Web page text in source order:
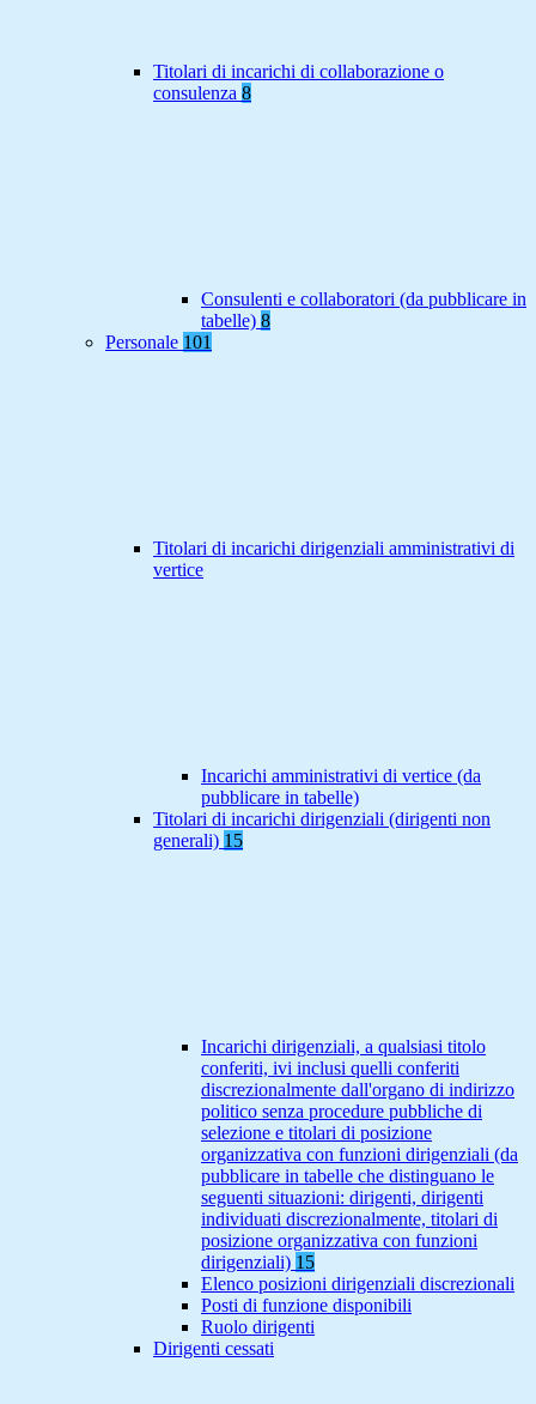
Titolari di incarichi di collaborazione o
consulenza 8
Consulenti e collaboratori (da pubblicare in
tabelle) 8
Personale 101
Titolari di incarichi dirigenziali amministrativi di
vertice
Incarichi amministrativi di vertice (da
pubblicare in tabelle)
Titolari di incarichi dirigenziali (dirigenti non
generali) 15
Incarichi dirigenziali, a qualsiasi titolo
conferiti, ivi inclusi quelli conferiti
discrezionalmente dall'organo di indirizzo
politico senza procedure pubbliche di
selezione e titolari di posizione
organizzativa con funzioni dirigenziali (da
pubblicare in tabelle che distinguano le
seguenti situazioni: dirigenti, dirigenti
individuati discrezionalmente, titolari di
posizione organizzativa con funzioni
dirigenziali) 15
Elenco posizioni dirigenziali discrezionali
Posti di funzione disponibili
Ruolo dirigenti
Dirigenti cessati